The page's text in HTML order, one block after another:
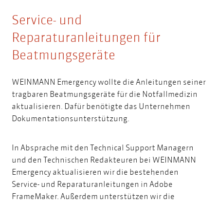
Service- und
Reparaturanleitungen für
Beatmungsgeräte
WEINMANN Emergency wollte die Anleitungen seiner
tragbaren Beatmungsgeräte für die Notfallmedizin
aktualisieren. Dafür benötigte das Unternehmen
Dokumentationsunterstützung.
In Absprache mit den Technical Support Managern
und den Technischen Redakteuren bei WEINMANN
Emergency aktualisieren wir die bestehenden
Service- und Reparaturanleitungen in Adobe
FrameMaker. Außerdem unterstützen wir die